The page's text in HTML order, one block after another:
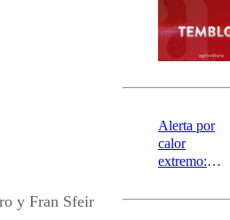
y Fran Sfeir
río Damas:
activa
mensajería
SAE
Alerta por
calor
extremo:
activa Alerta